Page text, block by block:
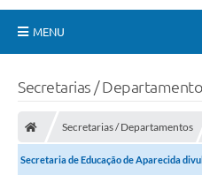
MENU
Transparência
Secretarias /
Secretarias / Departamentos
Secretaria de Educação de Aparecida